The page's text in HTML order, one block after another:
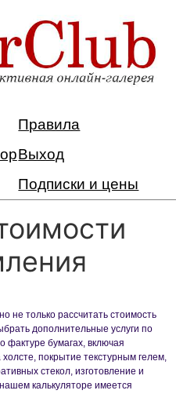
Правила
Выход
Подписки и цены
не только рассчитать стоимость
дополнительные услуги по
бумагах, включая
покрытие текстурным гелем,
стекол, изготовление и
калькуляторе имеется